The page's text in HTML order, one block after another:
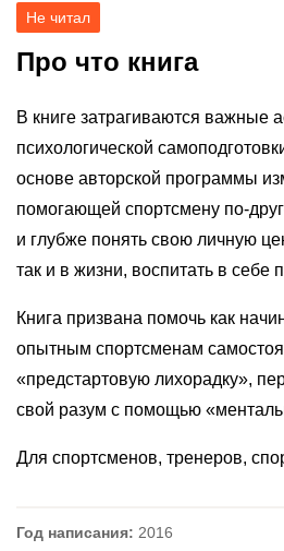
Не читал
Про что книга
В книге затрагиваются важные
психологической
основе авторской программы
помогающей спортсмену по-
и глубже понять свою личную
так и в жизни, воспитать в себе
Книга призвана помочь как
опытным спортсменам
«предстартовую лихорадку»,
свой разум с помощью
Для спортсменов, тренеров,
Год написания: 2016